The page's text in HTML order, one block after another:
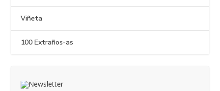
Viñeta
100 Extraños-as